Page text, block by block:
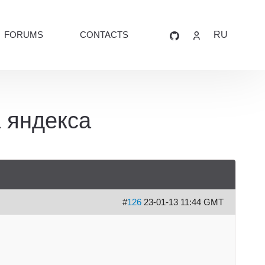
FORUMS CONTACTS RU
#126 23-01-13 11:44 GMT